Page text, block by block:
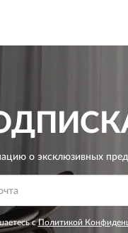
о эксклюзивных
сПолитикой